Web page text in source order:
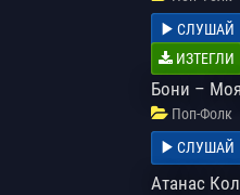
СЛУШАЙ
ИЗТЕГЛИ
Бони –
Поп-Фолк
СЛУШАЙ
Атанас